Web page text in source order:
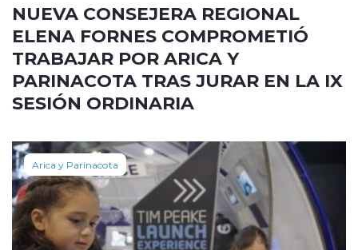
NUEVA CONSEJERA REGIONAL
ELENA FORNES COMPROMETIÓ
TRABAJAR POR ARICA Y
PARINACOTA TRAS JURAR EN LA IX
SESIÓN ORDINARIA
Arica y Parinacota